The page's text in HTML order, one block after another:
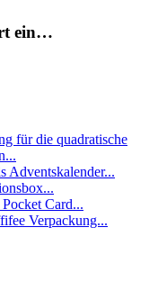
ein…
für die quadratische
Adventskalender...
Card...
Verpackung...